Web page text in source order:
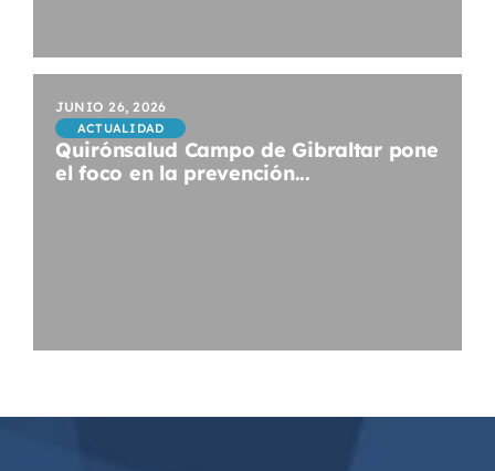
JUNIO 26, 2026
ACTUALIDAD
Quirónsalud Campo de Gibraltar pone
el foco en la prevención...